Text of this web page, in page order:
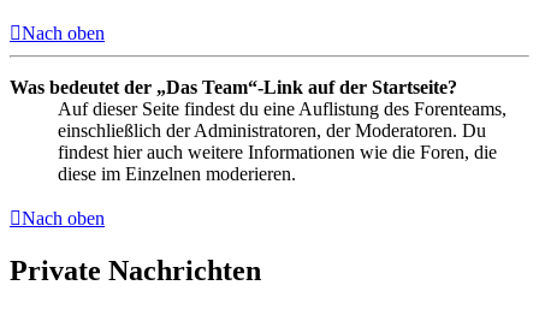
Nach oben
Was bedeutet der „Das Team“-Link auf der Startseite?
Auf dieser Seite findest du eine Auflistung des Forenteams,
einschließlich der Administratoren, der Moderatoren. Du
findest hier auch weitere Informationen wie die Foren, die
diese im Einzelnen moderieren.
Nach oben
Private Nachrichten